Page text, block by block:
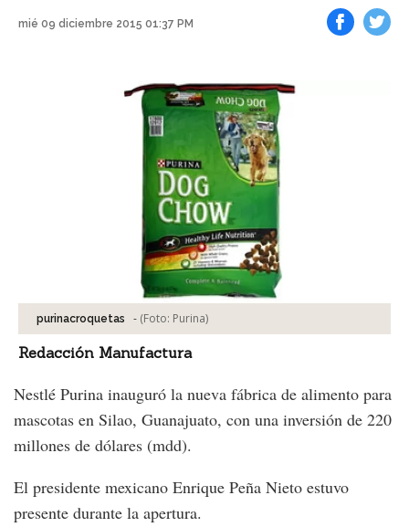
mié 09 diciembre 2015 01:37 PM
purinacroquetas - (Foto: Purina)
Redacción Manufactura
Nestlé Purina inauguró la nueva fábrica de alimento para
mascotas en Silao, Guanajuato, con una inversión de 220
millones de dólares (mdd).
El presidente mexicano Enrique Peña Nieto estuvo
presente durante la apertura.